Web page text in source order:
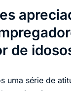
de
uma série de